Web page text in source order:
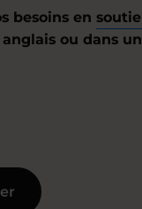
besoins en
ou dans